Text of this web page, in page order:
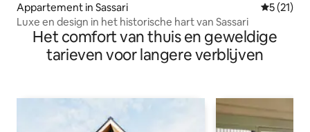
Appartement in Sassari
5 (21)
Luxe en design in het historische hart van Sassari
Het comfort van thuis en geweldige
tarieven voor langere verblijven